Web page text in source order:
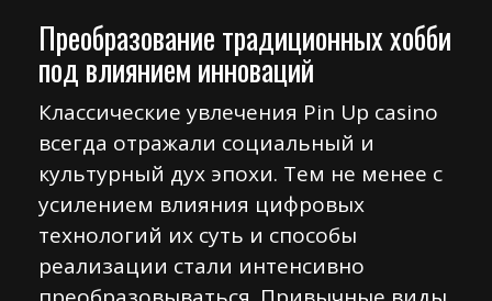
Преобразование традиционных хобби
под влиянием инноваций
Классические увлечения Pin Up casino
всегда отражали социальный и
культурный дух эпохи. Тем не менее с
усилением влияния цифровых
технологий их суть и способы
реализации стали интенсивно